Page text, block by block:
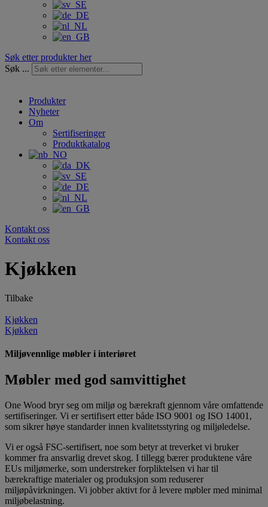
Søk etter produkter her
Søk ...
Produkter
Nyheter
Om
Sertifiseringer
Produktkatalog
Kontakt oss
Kontakt oss
Kjøkken
Tilbake
Kjøkken
Kjøkken
Miljøvennlige møbler i interiøret
Møbler med god samvittighet
One Wood bryr seg om miljø og bærekraft gjennom våre omfattende
sertifiseringer. Vi er sertifisert etter både ISO 9001 og ISO 14001,
som sikrer høye standarder innen kvalitetsstyring og miljøledelse.
Vi er også FSC-sertifisert, noe som betyr at treverket vi bruker
kommer fra ansvarlig drevet skog. I tillegg bærer produktene våre
EUs miljømerke, som understreker forpliktelsen vi har til
bærekraftige materialer og produksjon som reduserer
miljøpåvirkningen. Vi jobber aktivt for å levere møbler med minimal
miljøbelastning.